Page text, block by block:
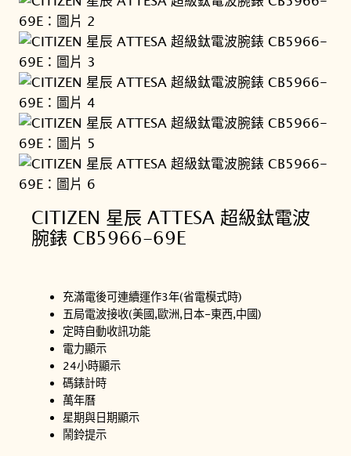
CITIZEN 星辰 ATTESA 超級鈦電波
腕錶 CB5966-69E
充滿電後可連續運作3年(省電模式時)
五局電波接收(美國,歐洲,日本-東西,中國)
定時自動收訊功能
電力顯示
24小時顯示
碼錶計時
萬年曆
星期與日期顯示
鬧鈴提示